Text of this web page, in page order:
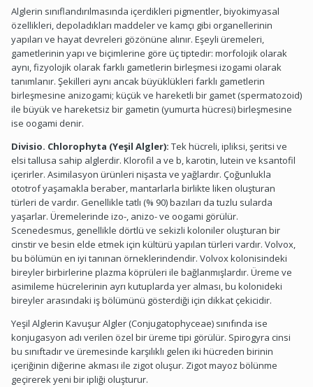
Alglerin sınıflandırılmasında içerdikleri pigmentler, biyokimyasal
özellikleri, depoladıkları maddeler ve kamçı gibi organellerinin
yapıları ve hayat devreleri gözönüne alınır. Eşeyli üremeleri,
gametlerinin yapı ve biçimlerine göre üç tiptedir: morfolojik olarak
aynı, fizyolojik olarak farklı gametlerin birleşmesi izogami olarak
tanımlanır. Şekilleri aynı ancak büyüklükleri farklı gametlerin
birleşmesine anizogami; küçük ve hareketli bir gamet (spermatozoid)
ile büyük ve hareketsiz bir gametin (yumurta hücresi) birleşmesine
ise oogami denir.
Divisio. Chlorophyta (Yeşil Algler): Tek hücreli, ipliksi, şeritsi ve
elsi tallusa sahip alglerdir. Klorofil a ve b, karotin, lutein ve ksantofil
içerirler. Asimilasyon ürünleri nişasta ve yağlardır. Çoğunlukla
ototrof yaşamakla beraber, mantarlarla birlikte liken oluşturan
türleri de vardır. Genellikle tatlı (% 90) bazıları da tuzlu sularda
yaşarlar. Üremelerinde izo-, anizo- ve oogami görülür.
Scenedesmus, genellikle dörtlü ve sekizli koloniler oluşturan bir
cinstir ve besin elde etmek için kültürü yapılan türleri vardır. Volvox,
bu bölümün en iyi tanınan örneklerindendir. Volvox kolonisindeki
bireyler birbirlerine plazma köprüleri ile bağlanmışlardır. Üreme ve
asimileme hücrelerinin ayrı kutuplarda yer alması, bu kolonideki
bireyler arasındaki iş bölümünü gösterdiği için dikkat çekicidir.
Yeşil Alglerin Kavuşur Algler (Conjugatophyceae) sınıfında ise
konjugasyon adı verilen özel bir üreme tipi görülür. Spirogyra cinsi
bu sınıftadır ve üremesinde karşılıklı gelen iki hücreden birinin
içeriğinin diğerine akması ile zigot oluşur. Zigot mayoz bölünme
geçirerek yeni bir ipliği oluşturur.